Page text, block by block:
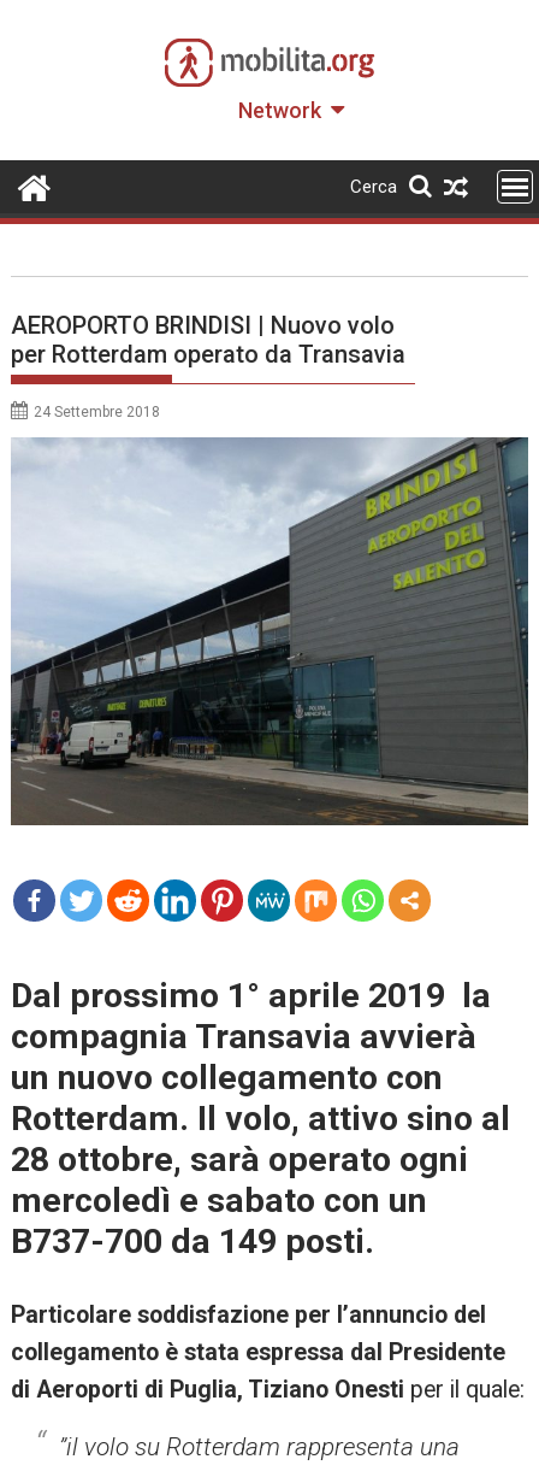
Network
Cerca
AEROPORTO BRINDISI | Nuovo volo
per Rotterdam operato da Transavia
24 Settembre 2018
re
Dal prossimo 1° aprile 2019 la
compagnia Transavia avvierà
un nuovo collegamento con
Rotterdam. Il volo, attivo sino al
28 ottobre, sarà operato ogni
mercoledì e sabato con un
B737-700 da 149 posti.
Particolare soddisfazione per l’annuncio del
collegamento è stata espressa dal Presidente
di Aeroporti di Puglia, Tiziano Onesti per il quale:
”il volo su Rotterdam rappresenta una